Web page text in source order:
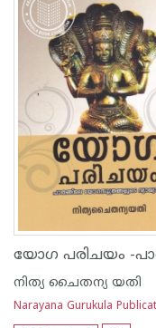
നിത്യ ചൈതന്യ യതി
Narayana Gurukula